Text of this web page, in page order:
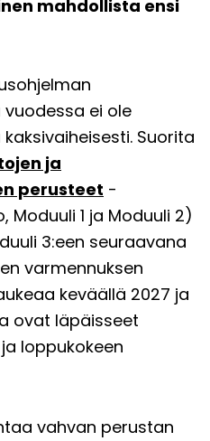
mahdollista ensi
ei ole
Suorita
ja
perusteet -
1 ja Moduuli 2)
3:een seuraavana
varmennuksen
keväällä 2027 ja
ovat läpäisseet
loppukokeen
vahvan perustan